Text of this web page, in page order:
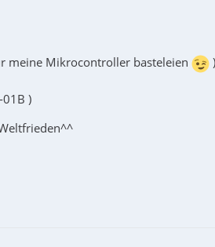
meine Mikrocontroller basteleien
01B )